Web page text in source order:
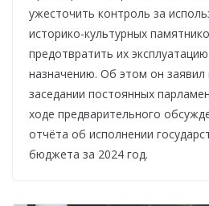
ужесточить контроль за
историко-культурных
предотвратить их
назначению. Об этом он
заседании постоянных
ходе предварительного
отчёта об исполнении
бюджета за 2024 год.